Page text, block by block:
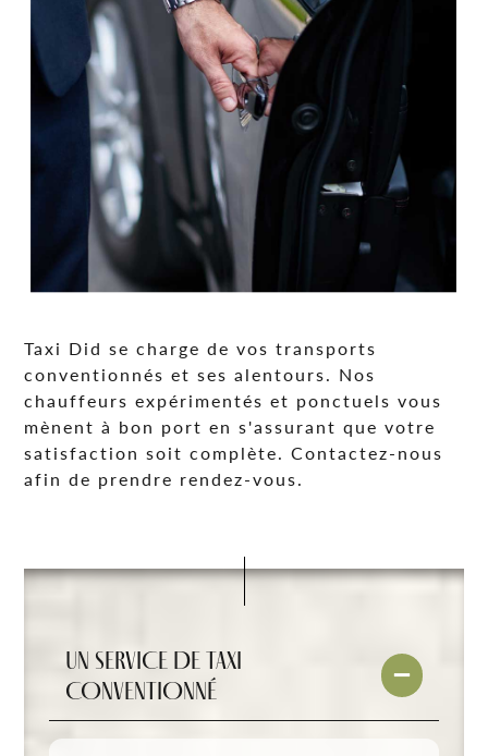
Taxi Did se charge de vos transports
conventionnés et ses alentours. Nos
chauffeurs expérimentés et ponctuels vous
mènent à bon port en s'assurant que votre
satisfaction soit complète. Contactez-nous
afin de prendre rendez-vous.
UN SERVICE DE TAXI
CONVENTIONNÉ